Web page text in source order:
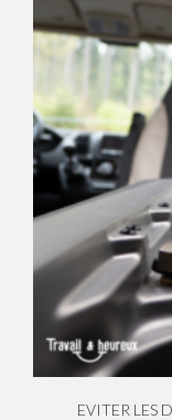
EVITER LES